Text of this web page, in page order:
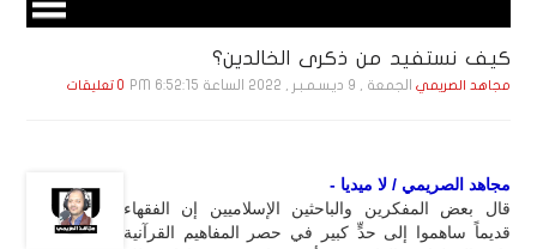
كيف نستفيد من ذكرى الخالدين؟
مجاهد الصريمي الجمعة , 9 ديـسـمـبـر , 2022 الساعة 6:52:15 PM 0 تعليقات
مجاهد الصريمي / لا ميديا -
قال بعض المفكرين والباحثين الإسلاميين إن الفقهاء
قديماً ساهموا إلى حدٍّ كبير في حصر المفاهيم القرآنية